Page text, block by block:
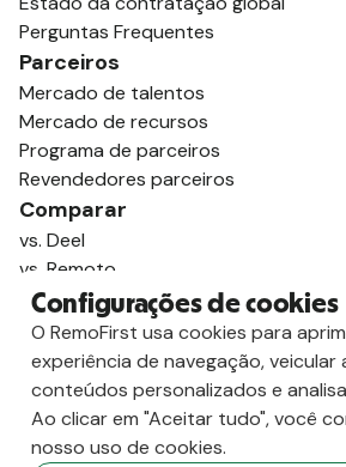
Perguntas Frequentes
Parceiros
Mercado de talentos
Mercado de recursos
Programa de parceiros
Revendedores parceiros
Comparar
vs. Deel
vs. Remoto
vs. Oyster
vs. Multiplicador
Configurações de cookies
O RemoFirst usa cookies para
experiência de navegação, veicular
conteúdos personalizados e
Ao clicar em "Aceitar tudo", você
nosso uso de cookies.